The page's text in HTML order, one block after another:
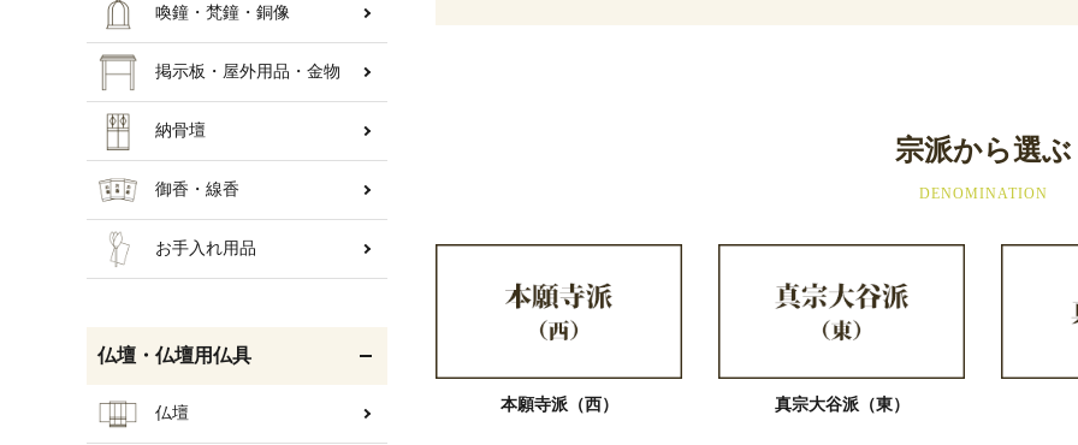
宗派から選ぶ
DENOMINATION
本願寺派（西） 真宗大谷派（東）
喚鐘・梵鐘・銅像
掲示板・屋外用品・金物
納骨壇
御香・線香
お手入れ用品
仏壇・仏壇用仏具
仏壇